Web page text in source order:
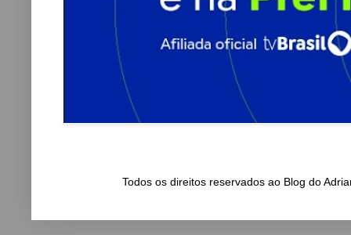
Todos os direitos reservados ao Blog do